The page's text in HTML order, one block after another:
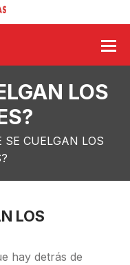
LOS
SE CUELGAN LOS
LOS
hay detrás de